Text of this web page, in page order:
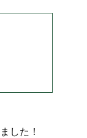
した！